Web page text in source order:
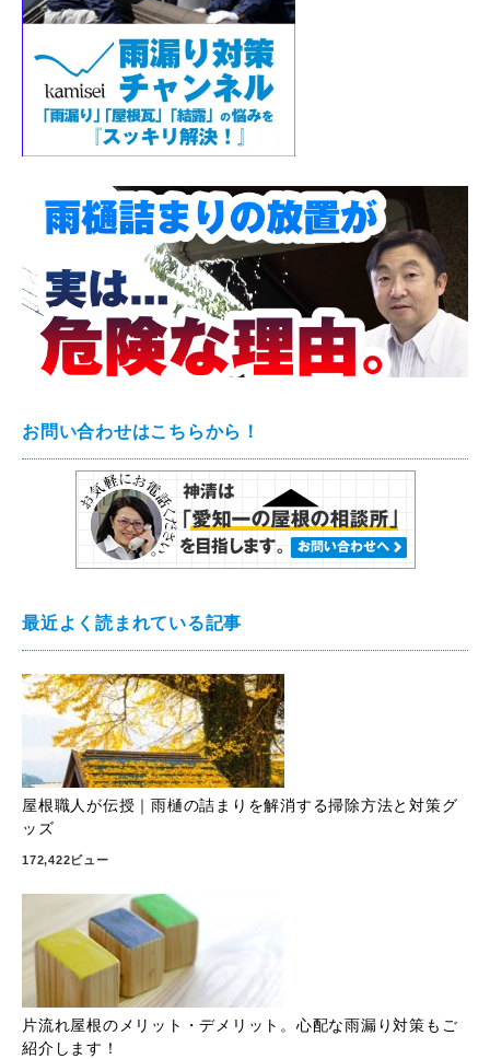
お問い合わせはこちらから！
最近よく読まれている記事
屋根職人が伝授｜雨樋の詰まりを解消する掃除方法と対策グ
ッズ
172,422ビュー
片流れ屋根のメリット・デメリット。心配な雨漏り対策もご
紹介します！